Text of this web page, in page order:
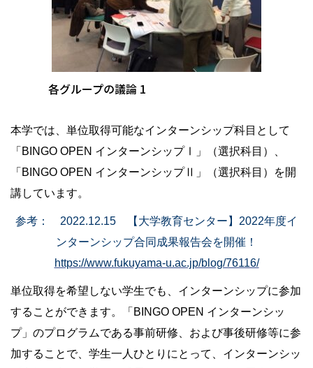
各グループの議論 1
本学では、単位取得可能なインターンシップ科目として
「BINGO OPEN インターンシップⅠ」（選択科目）、
「BINGO OPEN インターンシップⅡ」（選択科目）を開
講しています。
参考： 2022.12.15 【大学教育センター】2022年度イ
ンターンシップ合同成果報告会を開催！
https://www.fukuyama-u.ac.jp/blog/76116/
単位取得を希望しない学生でも、 インターンシップに参加
することができます。「BINGO OPEN インターンシッ
プ」のプログラムである事前研修、および事後研修等に参
加することで、学生一人ひとりにとって、インターンシッ